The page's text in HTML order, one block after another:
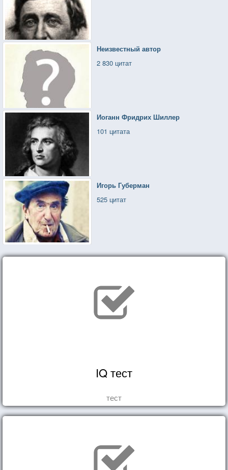
Неизвестный автор
2 830 цитат
Иоганн Фридрих Шиллер
101 цитата
Игорь Губерман
525 цитат
IQ тест
тест